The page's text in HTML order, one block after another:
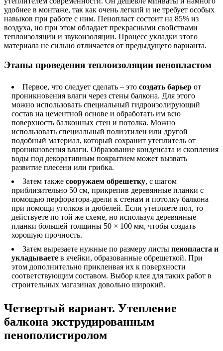
удобнее в монтаже, так как очень легкий и не требует особых
навыков при работе с ним. Пенопласт состоит на 85% из
воздуха, но при этом обладает прекрасными свойствами
теплоизоляции и звукоизоляции. Процесс укладки этого
материала не сильно отличается от предыдущего варианта.
Этапы проведения теплоизоляции пенопластом
Первое, что следует сделать – это создать барьер от
проникновения влаги через стены балкона. Для этого
можно использовать специальный гидроизолирующий
состав на цементной основе и обработать им всю
поверхность балконных стен и потолка. Можно
использовать специальный полиэтилен или другой
подобный материал, который сохранит утеплитель от
проникновения влаги. Образование конденсата и скопления
воды под декоративным покрытием может вызвать
развитие плесени или грибка.
Затем также сооружаем обрешетку, с шагом
приблизительно 50 см, прикрепив деревянные планки с
помощью перфоратора-дрели к стенам и потолку балкона
при помощи уголков и дюбелей. Если утепляете пол, то
действуете по той же схеме, но используя деревянные
планки большей толщины 50 × 100 мм, чтобы создать
хорошую прочность.
Затем вырезаете нужные по размеру листы пенопласта и
укладываете в ячейки, образованные обрешеткой. При
этом дополнительно приклеивая их к поверхности
соответствующим составом. Выбор клея для таких работ в
строительных магазинах довольно широкий.
Четвертый вариант. Утепление
балкона экструдированным
пенополистиролом